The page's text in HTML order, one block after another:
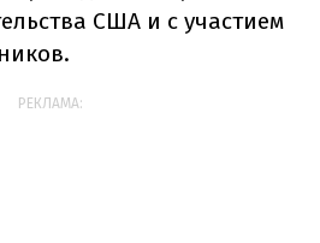
США и с участием
РЕКЛАМА: